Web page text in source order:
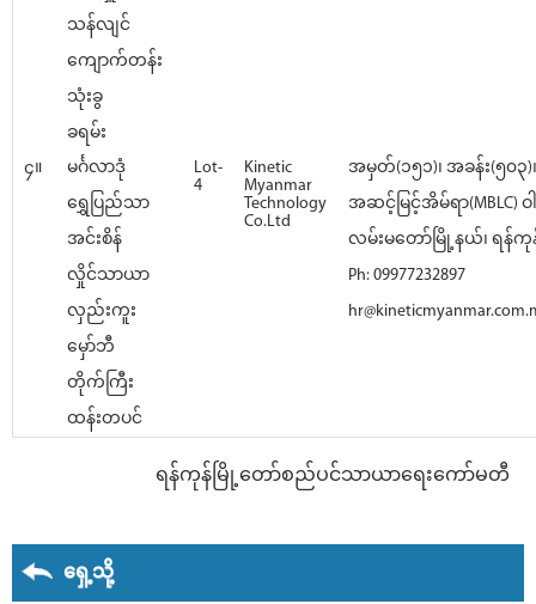
သန်လျင်
ကျောက်တန်း
သုံးခွ
ခရမ်း
၄။
မင်္ဂလာဒုံ
ရွှေပြည်သာ
အင်းစိန်
လှိုင်သာယာ
လှည်းကူး
မှော်ဘီ
တိုက်ကြီး
ထန်းတပင်
Lot-
4
Kinetic
Myanmar
Technology
Co.Ltd
အမှတ်(၁၅၁)၊ အခန်း(၅၀
အဆင့်မြင့်အိမ်ရာ(MBLC) ဝ
လမ်းမတော်မြို့နယ်၊ ရန်ကု
Ph: 09977232897
ရန်ကုန်မြို့တော်စည်ပင်သာယာရေးကော်မတီ
ရှေ့သို့